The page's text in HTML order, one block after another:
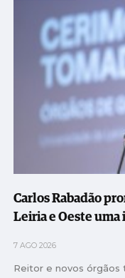
Carlos Rabadão
Leiria e Oeste
7 AGO 2026
Reitor e novos órgãos